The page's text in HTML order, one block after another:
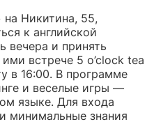
на Никитина, 55,
к английской
вечера и принять
встрече 5 o’clock tea
в 16:00. В программе
и веселые игры —
языке. Для входа
минимальные знания